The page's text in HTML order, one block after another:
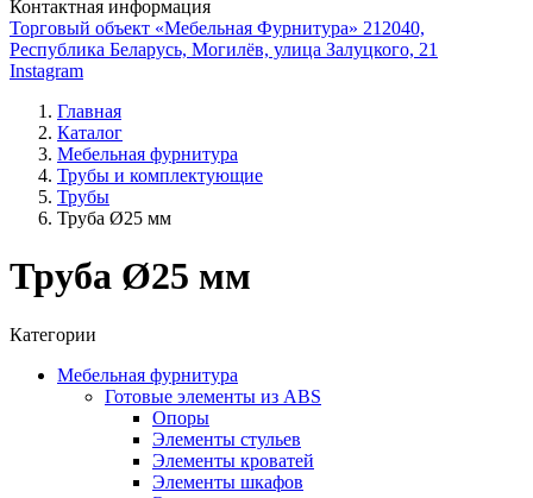
Контактная информация
Торговый объект «Мебельная Фурнитура» 212040,
Республика Беларусь, Могилёв, улица Залуцкого, 21
Instagram
Главная
Каталог
Мебельная фурнитура
Трубы и комплектующие
Трубы
Труба Ø25 мм
Труба Ø25 мм
Категории
Мебельная фурнитура
Готовые элементы из ABS
Опоры
Элементы стульев
Элементы кроватей
Элементы шкафов